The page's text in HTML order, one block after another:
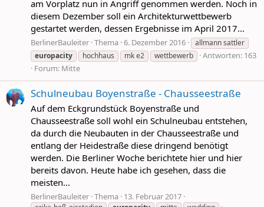
am Vorplatz nun in Angriff genommen werden. Noch in
diesem Dezember soll ein Architekturwettbewerb
gestartet werden, dessen Ergebnisse im April 2017...
BerlinerBauleiter Thema 6. Dezember 2016
allmann sattler
europacity
hochhaus mk e2 wettbewerb
Antworten: 163
Forum: Mitte
Schulneubau Boyenstraße - Chausseestraße
Auf dem Eckgrundstück Boyenstraße und
Chausseestraße soll wohl ein Schulneubau entstehen,
da durch die Neubauten in der Chausseestraße und
entlang der Heidestraße diese dringend benötigt
werden. Die Berliner Woche berichtete hier und hier
bereits davon. Heute habe ich gesehen, dass die
meisten...
BerlinerBauleiter Thema 13. Februar 2017